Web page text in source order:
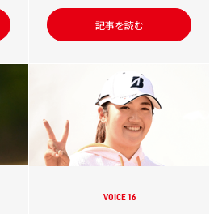
記事を読む
VOICE 16